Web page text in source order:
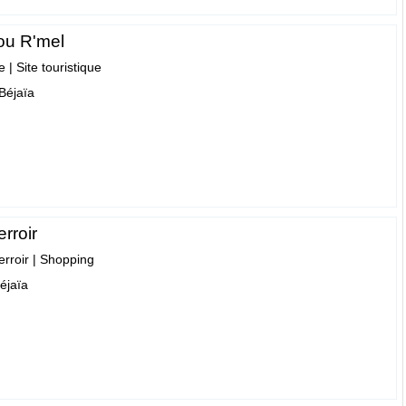
R'mel
| Site touristique
| Shopping